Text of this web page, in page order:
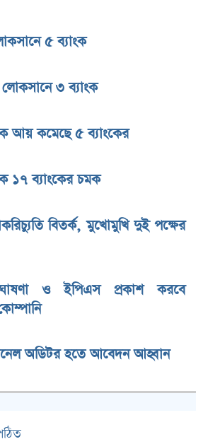
৫ ব্যাংক
৩ ব্যাংক
আয় কমেছে ৫ ব্যাংকের
১৭ ব্যাংকের চমক
বিতর্ক, মুখোমুখি দুই পক্ষের
ঘোষণা ও ইপিএস প্রকাশ করবে
অডিটর হতে আবেদন আহ্বান